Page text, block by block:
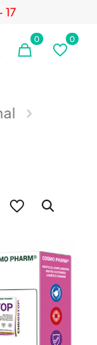
17
0 0